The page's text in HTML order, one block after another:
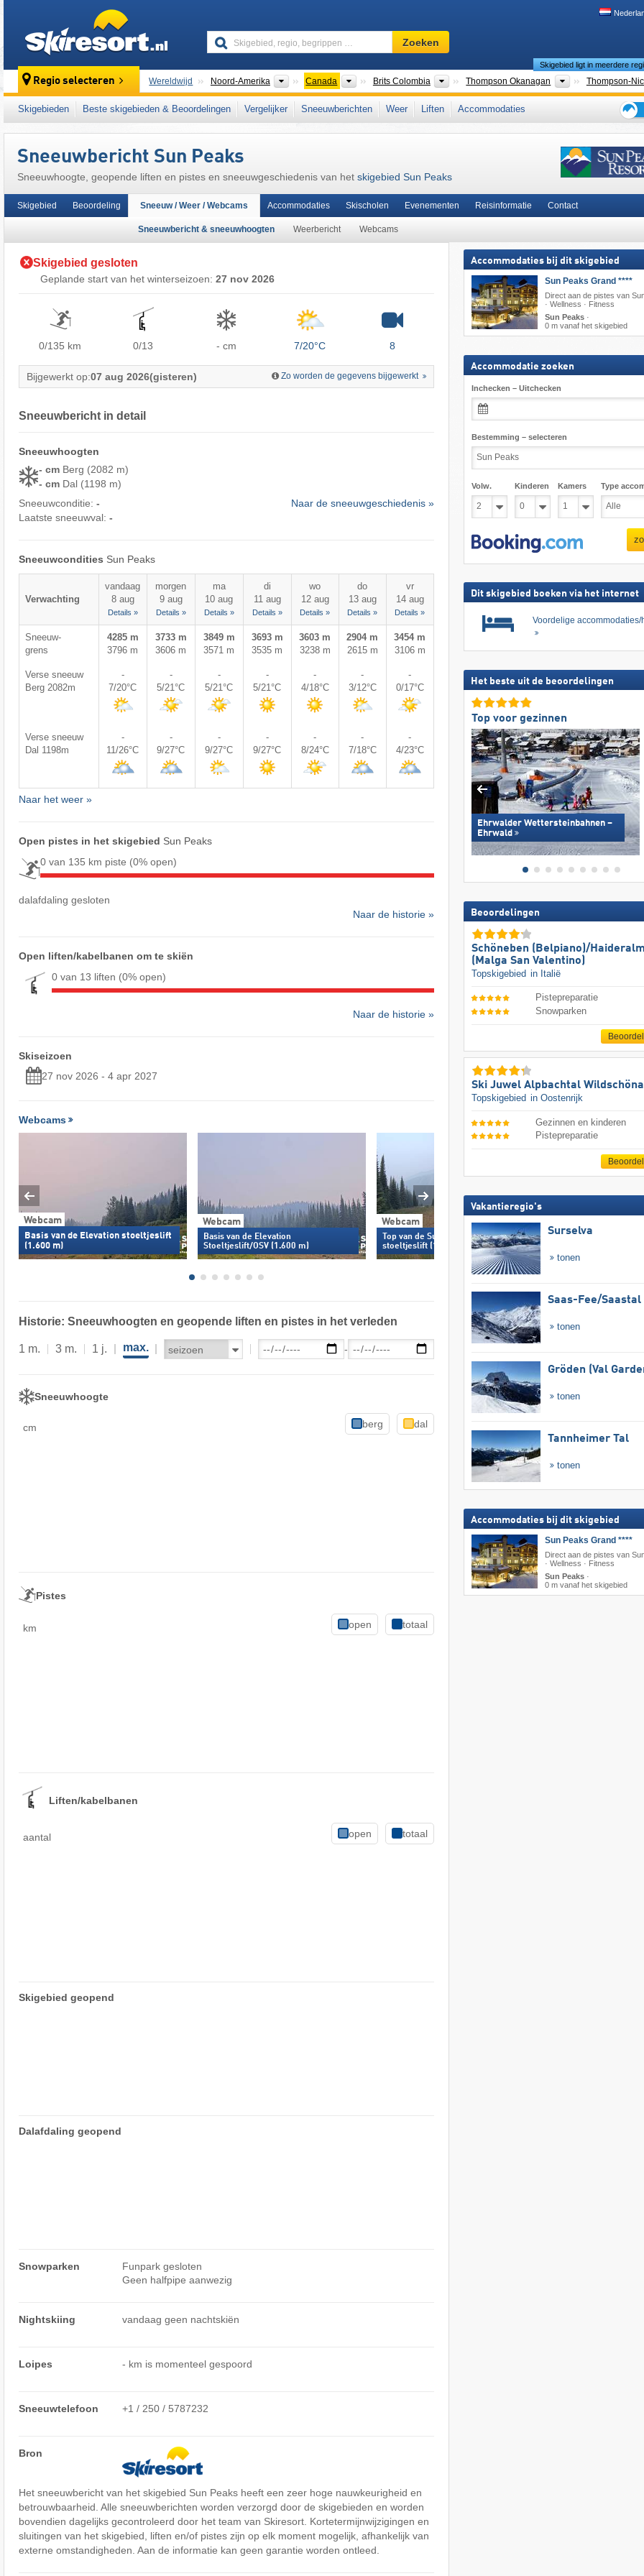
Skigebied,
regio,
…
Zoeken
Regio selecteren Wereldwijd Noord-Amerika Continenten
Canada LandenBrits Colombia Provincies
Thompson Okanagan Toeristische
Thompson-
Skigebied ligt in meerdere
Dit skigebied ligt ook in: Interior Plateau, Mountain Collective, Columbia Mountains West-Canada Pacific Coast Ranges,
Skigebieden Beste skigebieden & Beoordelingen Vergelijker Sneeuwberichten Weer Liften
Accommodaties
de
Sneeuwbericht Sun Peaks
Sneeuwhoogte, geopende liften en pistes en sneeuwgeschiedenis van het skigebied Sun Peaks
Skigebied Beoordeling Sneeuw / Weer / Webcams
Sneeuwbericht & sneeuwhoogten Weerbericht Webcams
Accommodaties Skischolen Evenementen Reisinformatie Contact
Skigebied gesloten
Geplande start van het winterseizoen: 27 nov 2026
0/135 km 0/13 - cm 7/20°C 8
Bijgewerkt op:07 aug 2026(gisteren) Zo worden de gegevens bijgewerkt
Sneeuwbericht in detail
Sneeuwhoogten
- cm Berg (2082 m)
- cm Dal (1198 m)
Sneeuwconditie: -
Laatste sneeuwval: -
Naar de sneeuwgeschiedenis »
Sneeuwcondities Sun Peaks
Verwachting
vandaag
8 aug
Details »
morgen
9 aug
Details »
ma
10 aug
Details »
di
11 aug
Details »
wo
12 aug
Details »
do
13 aug
Details »
vr
14 aug
Details »
Sneeuw-
grens
4285 m
3796 m
3733 m
3606 m
3849 m
3571 m
3693 m
3535 m
3603 m
3238 m
2904 m
2615 m
3454 m
3106 m
Verse sneeuw
Berg 2082m
-
7/20°C
-
5/21°C
-
5/21°C
-
5/21°C
-
4/18°C
-
3/12°C
-
0/17°C
Verse sneeuw
Dal 1198m
-
11/26°C
-
9/27°C
-
9/27°C
-
9/27°C
-
8/24°C
-
7/18°C
-
4/23°C
Naar het weer »
Open pistes in het skigebied Sun Peaks
0 van 135 km piste (0% open)
dalafdaling gesloten
Naar de historie »
Open liften/kabelbanen om te skiën
0 van 13 liften (0% open)
Naar de historie »
Skiseizoen
27 nov 2026 - 4 apr 2027
Webcams
Webcam
Basis van de Elevation stoeltjeslift
(1.600 m)
Webcam
Basis van de Elevation
Stoeltjeslift/OSV (1.600 m)
Webcam
Top van de Sundance Express
stoeltjeslift (1.731 m)
Webcam
Historie: Sneeuwhoogten en geopende liften en pistes in het verleden
1 m. 3 m. 1 j. max. -
Sneeuwhoogte
cm berg dal
Pistes
km open totaal
Liften/kabelbanen
aantal open totaal
Skigebied geopend
Dalafdaling geopend
Snowparken
Funpark gesloten
Geen halfpipe aanwezig
Nightskiing vandaag geen nachtskiën
Loipes - km is momenteel gespoord
Sneeuwtelefoon +1 / 250 / 5787232
Bron
Het sneeuwbericht van het skigebied Sun Peaks heeft een zeer hoge nauwkeurigheid en
betrouwbaarheid. Alle sneeuwberichten worden verzorgd door de skigebieden en worden
bovendien dagelijks gecontroleerd door het team van Skiresort. Kortetermijnwijzigingen en
sluitingen van het skigebied, liften en/of pistes zijn op elk moment mogelijk, afhankelijk van
externe omstandigheden. Aan de informatie kan geen garantie worden ontleed.
Accommodaties bij dit skigebied
Sun Peaks Grand ****
Direct aan de pistes van
· Wellness · Fitness
Sun Peaks·
0 m vanaf het skigebied
Accommodatie zoeken
Inchecken – Uitchecken
Bestemming – selecteren
Volw. Kinderen Kamers Type
Dit skigebied boeken via het internet
Voordelige accommodaties/
Het beste uit de beoordelingen
Top voor gezinnen
Ehrwalder Wettersteinbahnen –
Ehrwald
Beoordelingen
Schöneben (Belpiano)/​Haideralm
(Malga San Valentino)
Topskigebied in Italië
Pistepreparatie
Snowparken
Ski Juwel Alpbachtal
Topskigebied in Oostenrijk
Gezinnen en kinderen
Pistepreparatie
Vakantieregio's
Surselva
tonen
Saas-Fee/​Saastal
tonen
Gröden (Val
tonen
Tannheimer Tal
tonen
Accommodaties bij dit skigebied
Sun Peaks Grand ****
Direct aan de pistes van
· Wellness · Fitness
Sun Peaks·
0 m vanaf het skigebied